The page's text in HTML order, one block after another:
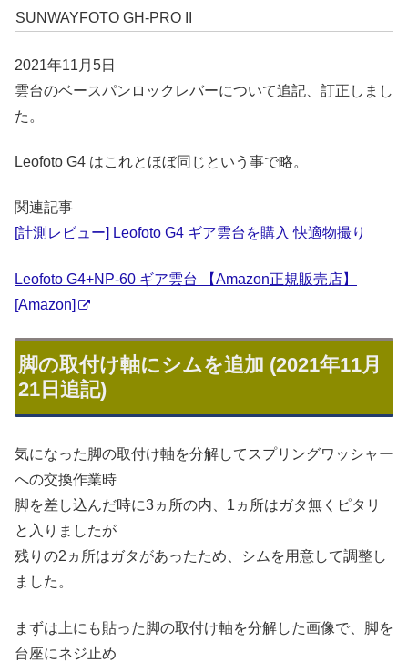
2021年11月5日
雲台のベースパンロックレバーについて追記、訂正しまし
た。
Leofoto G4 はこれとほぼ同じという事で略。
関連記事
[計測レビュー] Leofoto G4 ギア雲台を購入 快適物撮り
Leofoto G4+NP-60 ギア雲台 【Amazon正規販売店】
[Amazon]
脚の取付け軸にシムを追加 (2021年11月
21日追記)
気になった脚の取付け軸を分解してスプリングワッシャー
への交換作業時
脚を差し込んだ時に3ヵ所の内、1ヵ所はガタ無くピタリ
と入りましたが
残りの2ヵ所はガタがあったため、シムを用意して調整し
ました。
まずは上にも貼った脚の取付け軸を分解した画像で、脚を
台座にネジ止め